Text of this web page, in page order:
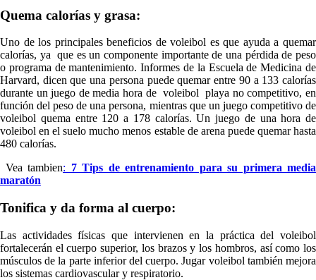
Quema calorías y grasa:
Uno de los principales beneficios de voleibol es que ayuda a quemar
calorías, ya que es un componente importante de una pérdida de peso
o programa de mantenimiento. Informes de la Escuela de Medicina de
Harvard, dicen que una persona puede quemar entre 90 a 133 calorías
durante un juego de media hora de voleibol playa no competitivo, en
función del peso de una persona, mientras que un juego competitivo de
voleibol quema entre 120 a 178 calorías. Un juego de una hora de
voleibol en el suelo mucho menos estable de arena puede quemar hasta
480 calorías.
Vea tambien: 7 Tips de entrenamiento para su primera media
maratón
Tonifica y da forma al cuerpo:
Las actividades físicas que intervienen en la práctica del voleibol
fortalecerán el cuerpo superior, los brazos y los hombros, así como los
músculos de la parte inferior del cuerpo. Jugar voleibol también mejora
los sistemas cardiovascular y respiratorio.